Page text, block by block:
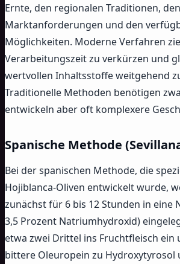
Ernte, den regionalen Traditionen, den
Marktanforderungen und den
Möglichkeiten. Moderne Verfahren
Verarbeitungszeit zu verkürzen und
wertvollen Inhaltsstoffe weitgehend
Traditionelle Methoden benötigen
entwickeln aber oft komplexere
Spanische Methode
Bei der spanischen Methode, die
Hojiblanca-Oliven entwickelt wurde,
zunächst für 6 bis 12 Stunden in eine
3,5 Prozent Natriumhydroxid)
etwa zwei Drittel ins Fruchtfleisch ein
bittere Oleuropein zu Hydroxytyrosol